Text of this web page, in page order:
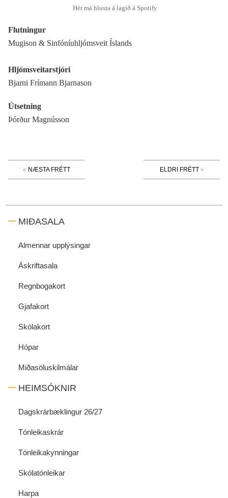
Hér má hlusta á lagið á Spotify
Flutningur
Mugison & Sinfóníuhljómsveit Íslands
Hljómsveitarstjóri
Bjarni Frímann Bjarnason
Útsetning
Þórður Magnússon
ELDRI FRÉTT
NÆSTA FRÉTT
MIÐASALA
Almennar upplýsingar
Áskriftasala
Regnbogakort
Gjafakort
Skólakort
Hópar
Miðasöluskilmálar
HEIMSÓKNIR
Dagskrárbæklingur 26/27
Tónleikaskrár
Tónleikakynningar
Skólatónleikar
Harpa